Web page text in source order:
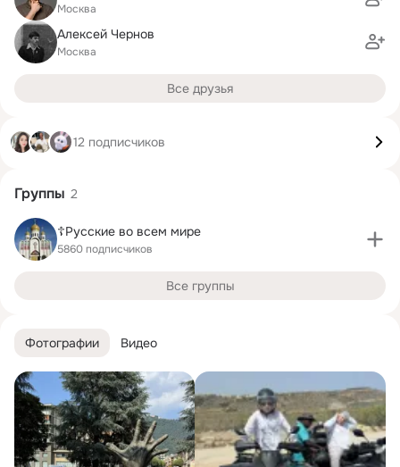
Фотографии Видео
Москва
Алексей Чернов
Москва
Все друзья
12 подписчиков
Группы 2
☦Русские во всем мире
5860 подписчиков
Все группы